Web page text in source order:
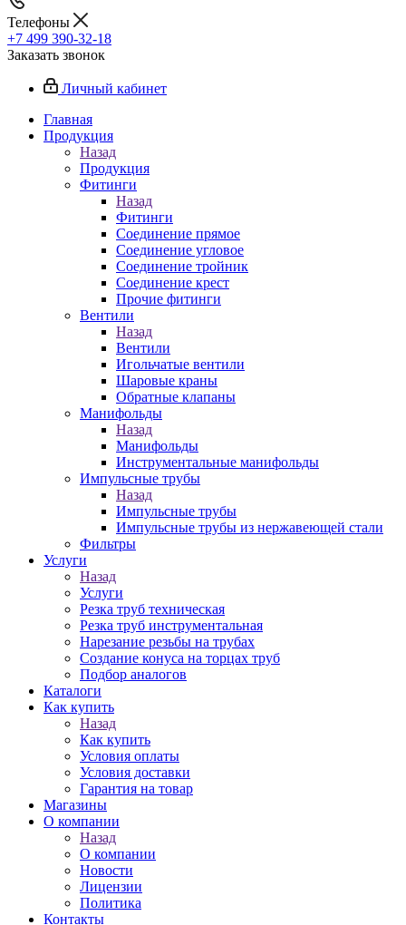
Телефоны
+7 499 390-32-18
Заказать звонок
Личный кабинет
Главная
Продукция
Назад
Продукция
Фитинги
Назад
Фитинги
Соединение прямое
Соединение угловое
Соединение тройник
Соединение крест
Прочие фитинги
Вентили
Назад
Вентили
Игольчатые вентили
Шаровые краны
Обратные клапаны
Манифольды
Назад
Манифольды
Инструментальные манифольды
Импульсные трубы
Назад
Импульсные трубы
Импульсные трубы из нержавеющей стали
Фильтры
Услуги
Назад
Услуги
Резка труб техническая
Резка труб инструментальная
Нарезание резьбы на трубах
Создание конуса на торцах труб
Подбор аналогов
Каталоги
Как купить
Назад
Как купить
Условия оплаты
Условия доставки
Гарантия на товар
Магазины
О компании
Назад
О компании
Новости
Лицензии
Политика
Контакты